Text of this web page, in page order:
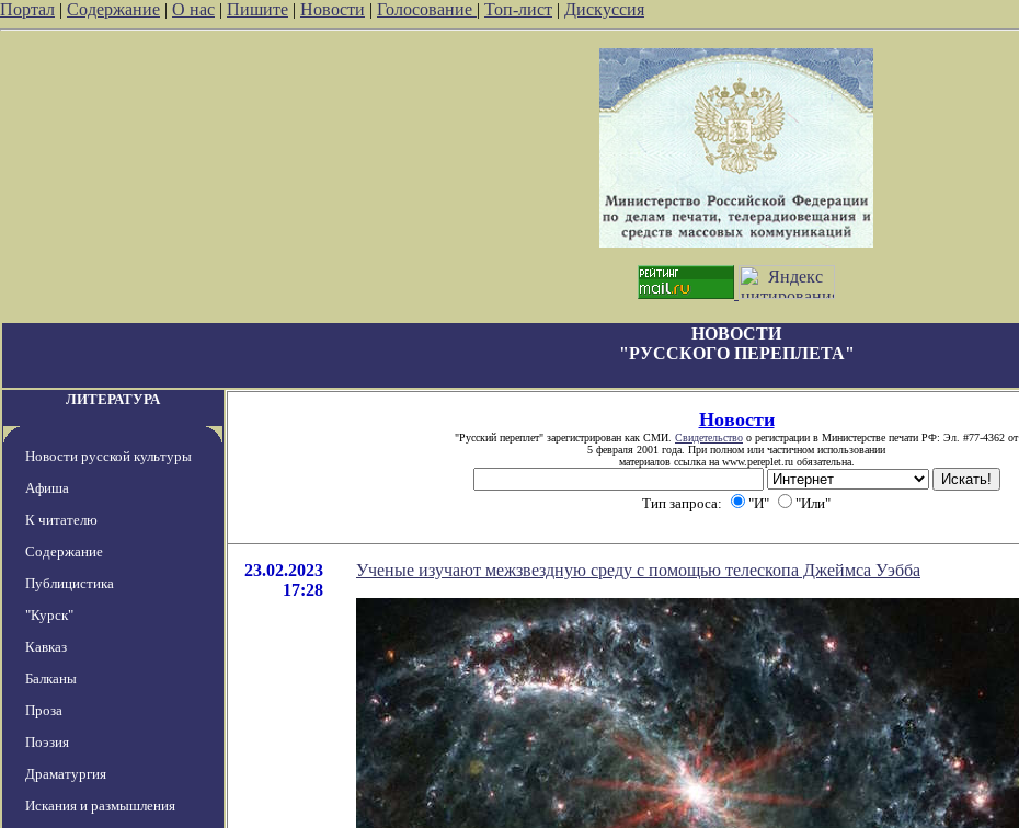
Портал | Содержание | О нас | Пишите | Новости | Голосование | Топ-лист | Дискуссия
НОВОСТИ
"РУССКОГО ПЕРЕПЛЕТА"
ЛИТЕРАТУРА
Новости русской культуры
Афиша
К читателю
Содержание
Публицистика
"Курск"
Кавказ
Балканы
Проза
Поэзия
Драматургия
Искания и размышления
Новости
"Русский переплет" зарегистрирован как СМИ. Свидетельство о регистрации в Министерстве печати РФ: Эл. #77-4362 от
5 февраля 2001 года. При полном или частичном использовании
материалов ссылка на www.pereplet.ru обязательна.
Тип запроса: "И" "Или"
23.02.2023
17:28
Ученые изучают межзвездную среду с помощью телескопа Джеймса Уэбба